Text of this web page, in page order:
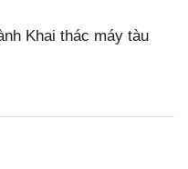
Khai thác máy tàu